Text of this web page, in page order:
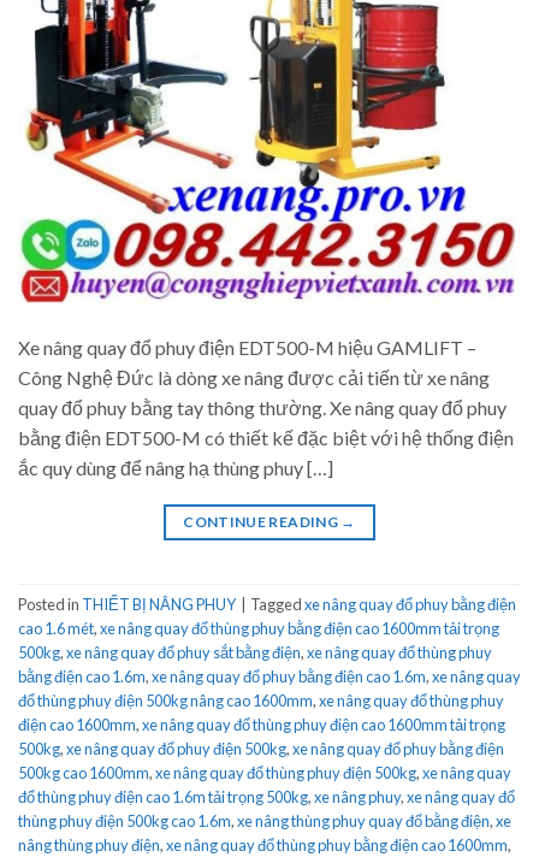
Xe nâng quay đổ phuy điện EDT500-M hiệu GAMLIFT –
Công Nghệ Đức là dòng xe nâng được cải tiến từ xe nâng
quay đổ phuy bằng tay thông thường. Xe nâng quay đổ phuy
bằng điện EDT500-M có thiết kế đặc biệt với hệ thống điện
ắc quy dùng để nâng hạ thùng phuy […]
CONTINUE READING →
Posted in THIẾT BỊ NÂNG PHUY Taggedxe nâng quay đổ phuy bằng điện
cao 1.6 mét,xe nâng quay đổ thùng phuy bằng điện cao 1600mm tải trọng
500kg,xe nâng quay đổ phuy sắt bằng điện,xe nâng quay đổ thùng phuy
bằng điện cao 1.6m,xe nâng quay đổ phuy bằng điện cao 1.6m,xe nâng quay
đổ thùng phuy điện 500kg nâng cao 1600mm,xe nâng quay đổ thùng phuy
điện cao 1600mm,xe nâng quay đổ thùng phuy điện cao 1600mm tải trọng
500kg,xe nâng quay đổ phuy điện 500kg,xe nâng quay đổ phuy bằng điện
500kg cao 1600mm,xe nâng quay đổ thùng phuy điện 500kg,xe nâng quay
đổ thùng phuy điện cao 1.6m tải trọng 500kg,xe nâng phuy,xe nâng quay đổ
thùng phuy điện 500kg cao 1.6m,xe nâng thùng phuy quay đổ bằng điện,xe
nâng thùng phuy điện,xe nâng quay đổ thùng phuy bằng điện cao 1600mm,